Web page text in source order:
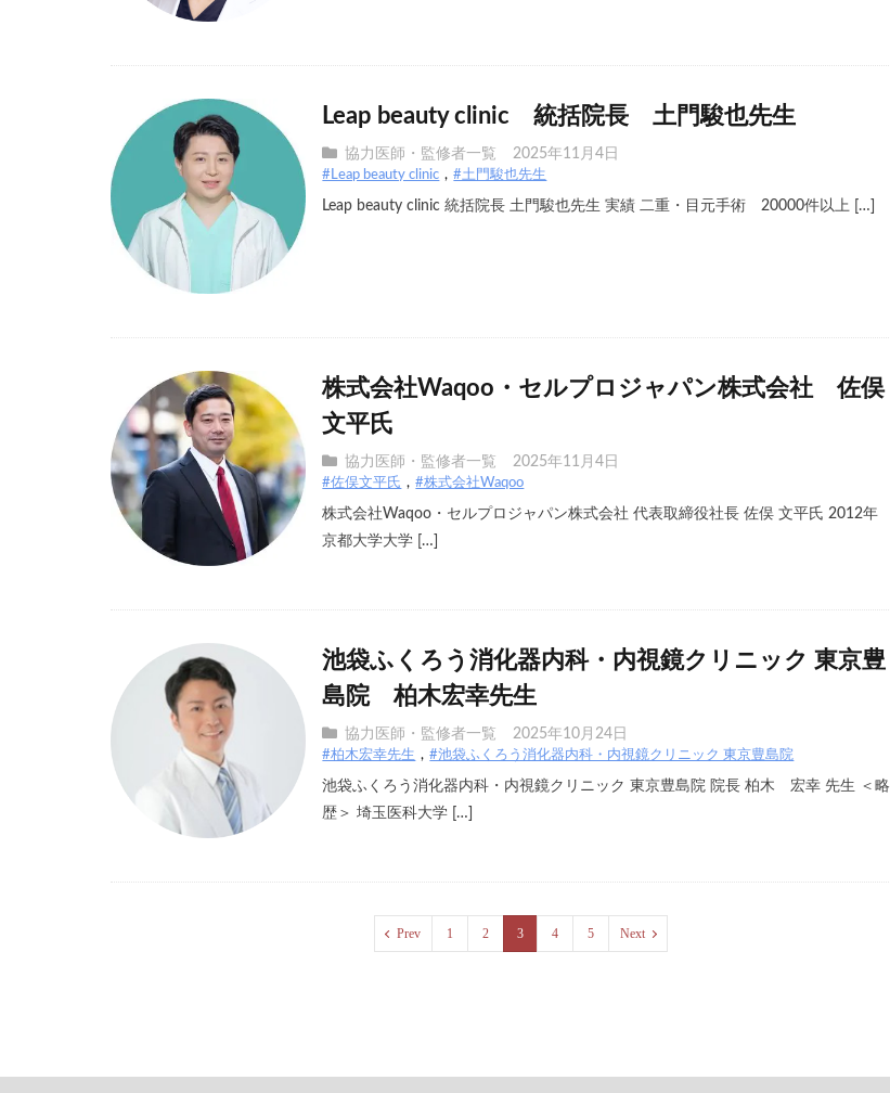
Leap beauty clinic 統括院長 土門駿也先生
協力医師・監修者一覧 2025年11月4日
#Leap beauty clinic #土門駿也先生
Leap beauty clinic 統括院長 土門駿也先生 実績 二重・目元手術 20000件以上 […]
株式会社Waqoo・セルプロジャパン株式会社 佐俣
文平氏
協力医師・監修者一覧 2025年11月4日
#佐俣文平氏 #株式会社Waqoo
株式会社Waqoo・セルプロジャパン株式会社 代表取締役社長 佐俣 文平氏 2012年
京都大学大学 […]
池袋ふくろう消化器内科・内視鏡クリニック 東京豊
島院 柏木宏幸先生
協力医師・監修者一覧 2025年10月24日
#柏木宏幸先生 #池袋ふくろう消化器内科・内視鏡クリニック 東京豊島院
池袋ふくろう消化器内科・内視鏡クリニック 東京豊島院 院長 柏木 宏幸 先生 ＜略
歴＞ 埼玉医科大学 […]
Prev 1 2 3 4 5 Next